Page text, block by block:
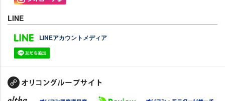
LINE
LINEアカウントメディア